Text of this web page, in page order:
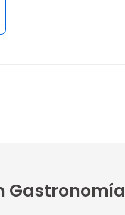
Gastronomía